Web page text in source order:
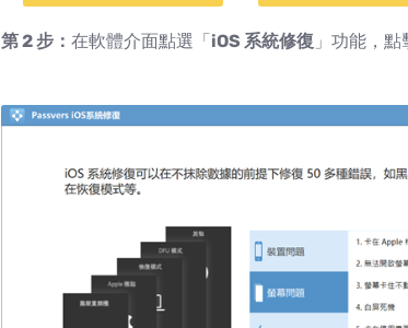
第 2 步： 在軟體介面點選「iOS 系統修復 」功能，點